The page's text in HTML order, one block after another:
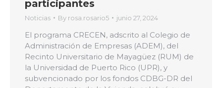
participantes
Noticias By rosa.rosario5 junio 27, 2024
El programa CRECEN, adscrito al Colegio de
Administración de Empresas (ADEM), del
Recinto Universitario de Mayagüez (RUM) de
la Universidad de Puerto Rico (UPR), y
subvencionado por los fondos CDBG-DR del